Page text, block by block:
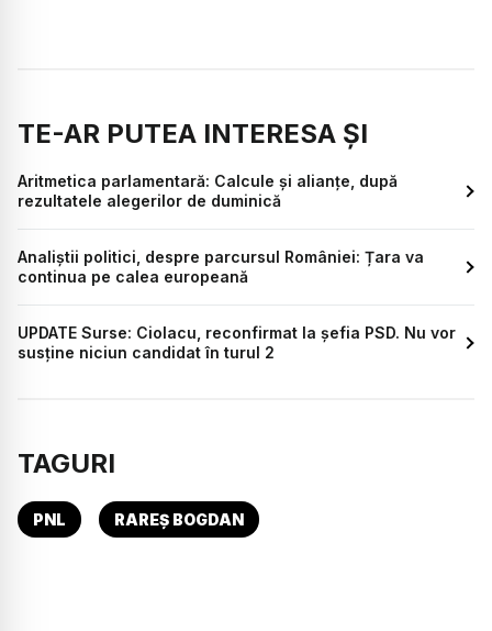
TE-AR PUTEA INTERESA ȘI
Aritmetica parlamentară: Calcule și alianțe, după
rezultatele alegerilor de duminică
Analiștii politici, despre parcursul României: Țara va
continua pe calea europeană
UPDATE Surse: Ciolacu, reconfirmat la șefia PSD. Nu vor
susține niciun candidat în turul 2
TAGURI
PNL RAREȘ BOGDAN